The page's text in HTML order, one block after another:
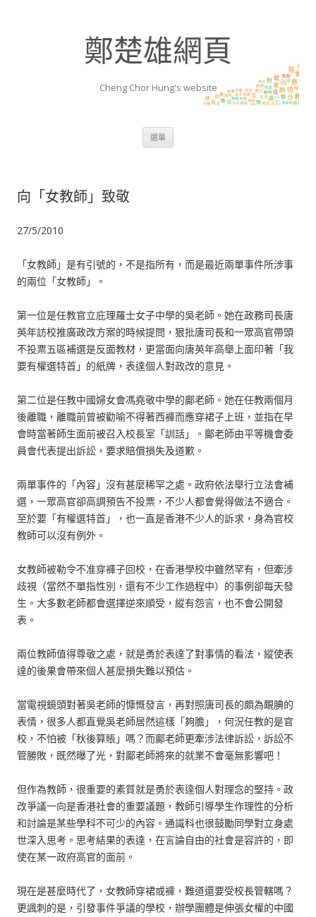
鄭楚雄網頁
Cheng Chor Hung's website
選單
向「女教師」致敬
27/5/2010
「女教師」是有引號的，不是指所有，而是最近兩單事件所涉事
的兩位「女教師」。
第一位是任教官立庇理羅士女子中學的吳老師。她在政務司長唐
英年訪校推廣政改方案的時候提問，狠批唐司長和一眾高官帶頭
不投票五區補選是反面教材，更當面向唐英年高舉上面印著「我
要有權選特首」的紙牌，表達個人對政改的意見。
第二位是任教中國婦女會馮堯敬中學的鄺老師。她在任教兩個月
後離職，離職前曾被勸喻不得著西褲而應穿裙子上班，並指在早
會時當著師生面前被召入校長室「訓話」。鄺老師由平等機會委
員會代表提出訴訟，要求賠償損失及道歉。
兩單事件的「內容」沒有甚麼稀罕之處。政府依法舉行立法會補
選，一眾高官卻高調預告不投票，不少人都會覺得做法不適合。
至於要「有權選特首」，也一直是香港不少人的訴求，身為官校
教師可以沒有例外。
女教師被勒令不准穿褲子回校，在香港學校中雖然罕有，但牽涉
歧視（當然不單指性別，還有不少工作過程中）的事例卻每天發
生。大多數老師都會選擇逆來順受，縱有怨言，也不會公開發
表。
兩位教師值得尊敬之處，就是勇於表達了對事情的看法，縱使表
達的後果會帶來個人甚麼損失難以預估。
當電視鏡頭對著吳老師的慷慨發言，再對照唐司長的頗為靦腆的
表情，很多人都直覺吳老師居然這樣「夠膽」，何況任教的是官
校，不怕被「秋後算賬」嗎？而鄺老師更牽涉法律訴訟，訴訟不
管勝敗，既然曝了光，對鄺老師將來的就業不會毫無影響吧！
但作為教師，很重要的素質就是勇於表達個人對理念的堅持。政
改爭議一向是香港社會的重要議題，教師引導學生作理性的分析
和討論是某些學科不可少的內容。通識科也很鼓勵同學對立身處
世深入思考。思考結果的表達，在言論自由的社會是容許的，即
使在某一政府高官的面前。
現在是甚麼時代了，女教師穿裙或褲，難道還要受校長管轄嗎？
更諷刺的是，引發事件爭議的學校，辦學團體是伸張女權的中國